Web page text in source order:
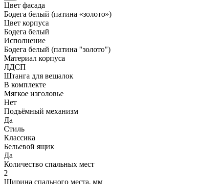
Цвет фасада
Бодега белый (патина «золото»)
Цвет корпуса
Бодега белый
Исполнение
Бодега белый (патина "золото")
Материал корпуса
ЛДСП
Штанга для вешалок
В комплекте
Мягкое изголовье
Нет
Подъёмный механизм
Да
Стиль
Классика
Бельевой ящик
Да
Количество спальных мест
2
Ширина спального места, мм